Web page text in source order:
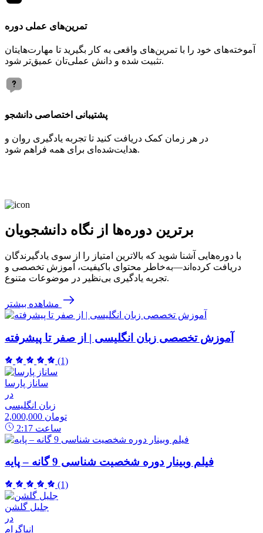
تمرین‌های عملی دوره
آموخته‌های خود را با تمرین‌های واقعی به کار بگیرید تا مهارت‌هایتان
تثبیت شده و دانش عملی‌تان عمیق‌تر شود.
پشتیبانی اختصاصی دانشجو
در هر زمان کمک دریافت کنید تا تجربه یادگیری روان و
هدایت‌شده‌ای برای همه فراهم شود.
برترین دوره‌ها از نگاه دانشجویان
با دوره‌هایی آشنا شوید که بالاترین امتیاز را از سوی یادگیرندگان
دریافت کرده‌اند—به‌خاطر محتوای باکیفیت، آموزش تخصصی و
تجربه یادگیری بی‌نظیر در موضوعات متنوع.
مشاهده بیشتر
آموزش تخصصی زبان انگلیسی | از صفر تا پیشرفته
(1)
ساناز پارسا
در
زبان انگلیسی
2,000,000 تومان
2:17 ساعت
فیلم وبینار دوره شخصیت شناسی 9 گانه – پایه
(1)
جلیل گلشن
در
انیاگرام